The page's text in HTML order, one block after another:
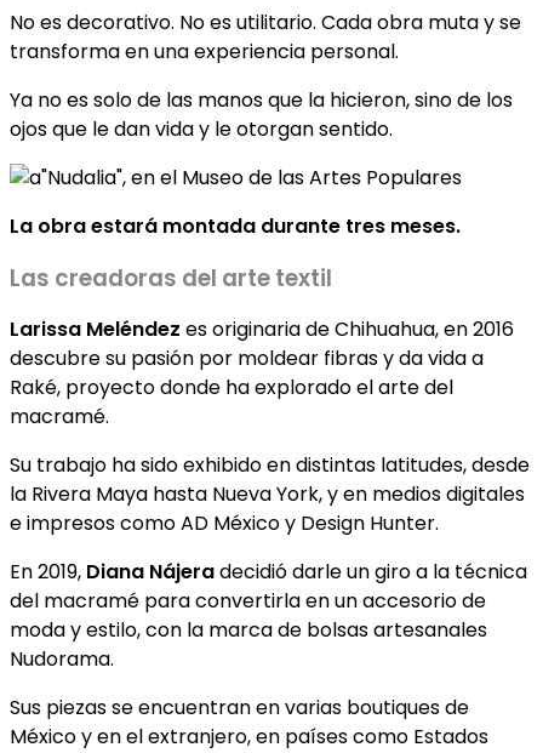
No es decorativo. No es utilitario. Cada obra muta y se
transforma en una experiencia personal.
Ya no es solo de las manos que la hicieron, sino de los
ojos que le dan vida y le otorgan sentido.
La obra estará montada durante tres meses.
Las creadoras del arte textil
Larissa Meléndez es originaria de Chihuahua, en 2016
descubre su pasión por moldear fibras y da vida a
Raké, proyecto donde ha explorado el arte del
macramé.
Su trabajo ha sido exhibido en distintas latitudes, desde
la Rivera Maya hasta Nueva York, y en medios digitales
e impresos como AD México y Design Hunter.
En 2019, Diana Nájeradecidió darle un giro a la técnica
del macramé para convertirla en un accesorio de
moda y estilo, con la marca de bolsas artesanales
Nudorama.
Sus piezas se encuentran en varias boutiques de
México y en el extranjero, en países como Estados